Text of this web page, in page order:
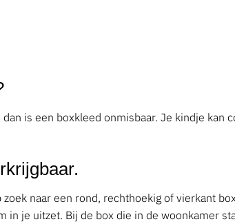
is een boxkleed onmisbaar. Je kindje
naar een rond, rechthoekig of vierkant
in je uitzet. Bij de box die in de woonkamer